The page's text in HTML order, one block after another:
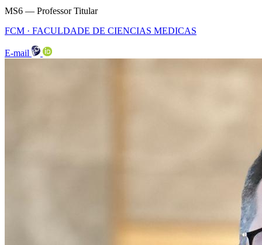
MS6 — Professor Titular
FCM · FACULDADE DE CIENCIAS MEDICAS
E-mail